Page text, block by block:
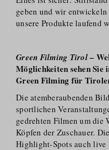
geben und wir entwickeln
unsere Produkte laufend
Green Filming Tirol–
Möglichkeiten sehen Sie
Green Filming für
Die atemberaubenden
sportlichen
gedrehten Filmen um die
Köpfen der Zuschauer.
Highlight-Spots auch live